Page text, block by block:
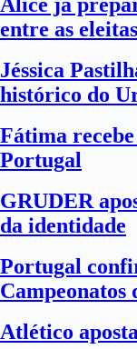
entre as
Jéssica
histórico do
Fátima
Portugal
GRUDER
da identidade
Portugal
Campeonatos
Atlético